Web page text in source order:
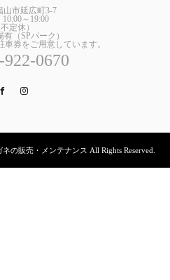
山市延広町3-7
10:00～19:00
不定休）
（SPパーク）
車券をご用意しています。
922-0670
Facebook
の販売・メンテナンス All Rights Reserved.